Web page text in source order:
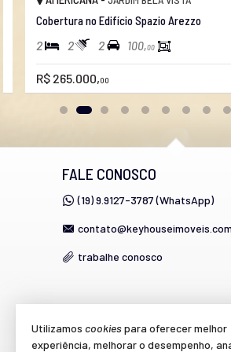
Cobertura no Edifício Spazio Arezzo
2 2 2 100,00
R$ 265.000,00
FALE CONOSCO
(19) 9.9127-3787 (WhatsApp)
trabalhe conosco
cadastre seu imóvel
Utilizamos cookiespara oferecer melhor
experiência, melhorar o desempenho,